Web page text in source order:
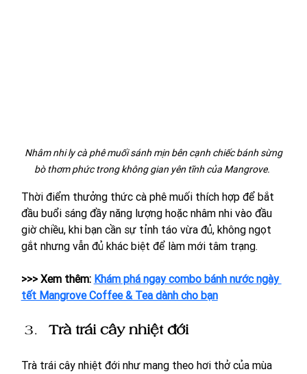
Nhâm nhi ly cà phê muối sánh mịn bên cạnh chiếc bánh sừng
bò thơm phức trong không gian yên tĩnh của Mangrove.
Thời điểm thưởng thức cà phê muối thích hợp để bắt
đầu buổi sáng đầy năng lượng hoặc nhâm nhi vào đầu
giờ chiều, khi bạn cần sự tỉnh táo vừa đủ, không ngọt
gắt nhưng vẫn đủ khác biệt để làm mới tâm trạng.
>>> Xem thêm: Khám phá ngay combo bánh nước ngày
tết Mangrove Coffee & Tea dành cho bạn
Trà trái cây nhiệt đới
Trà trái cây nhiệt đới như mang theo hơi thở của mùa